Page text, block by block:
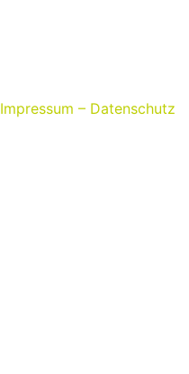
Impressum – Datenschutz